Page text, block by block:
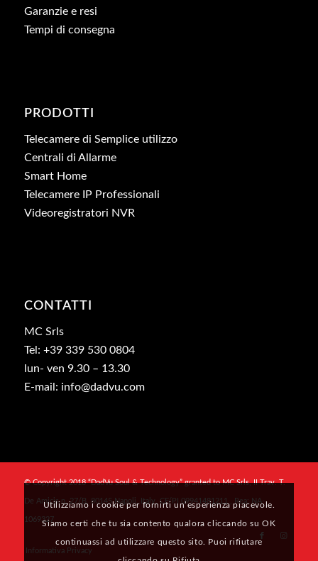
Garanzie e resi
Tempi di consegna
PRODOTTI
Telecamere di Semplice utilizzo
Centrali di Allarme
Smart Home
Telecamere IP Professionali
Videoregistratori NVR
CONTATTI
MC Srls
Tel: +39 339 530 0804
lun- ven 9.30 – 13.30
E-mail: info@dadvu.com
© Copyright 2018 “DadVu Soul & Technology” granted to MC Srls, II Trav. T.
De Amicis n. 27/B, 80145 Napoli, Italy, CF/PI 09941481211 , Rea: NA-
1069327
Informativa Privacy
Utilizziamo i cookie per fornirti un’esperienza piacevole.
Siamo certi che tu sia contento qualora cliccando su OK
continuassi ad utilizzare questo sito. Puoi rifiutare